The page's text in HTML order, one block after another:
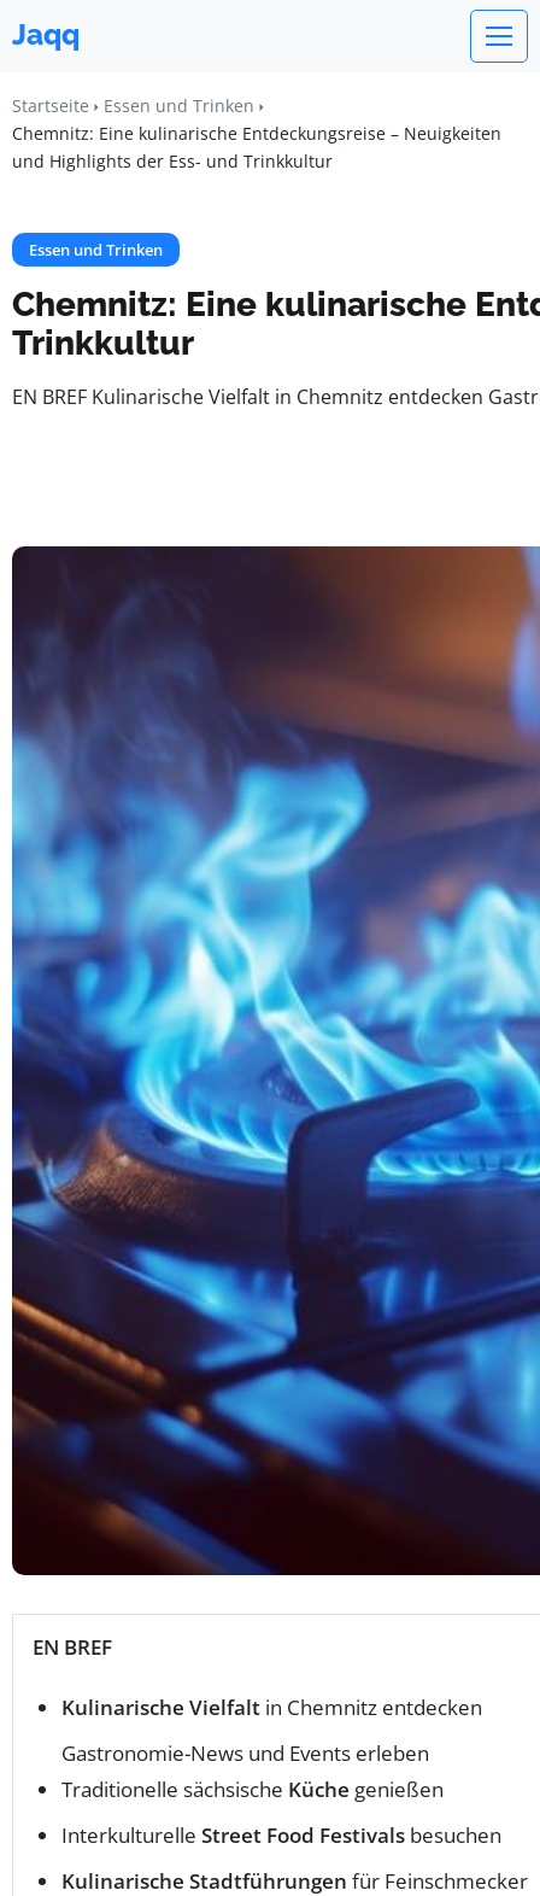
Jaqq
Startseite
Essen und Trinken
Chemnitz: Eine kulinarische Entdeckungsreise – Neuigkeiten
und Highlights der Ess- und Trinkkultur
Essen und Trinken
Chemnitz: Eine kulinarische
Trinkkultur
EN BREF Kulinarische Vielfalt in Chemnitz entdecken
EN BREF
Kulinarische Vielfalt in Chemnitz entdecken
Gastronomie-News und Events erleben
Traditionelle sächsische Küche genießen
Interkulturelle Street Food Festivals besuchen
Kulinarische Stadtführungen für Feinschmecker